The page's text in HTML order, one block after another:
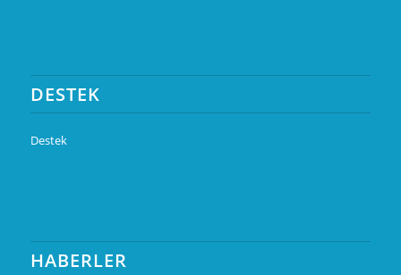
DESTEK
Destek
HABERLER